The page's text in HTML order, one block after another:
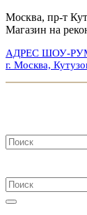
Москва, пр-т
Магазин на
АДРЕС ШОУ-
г. Москва,